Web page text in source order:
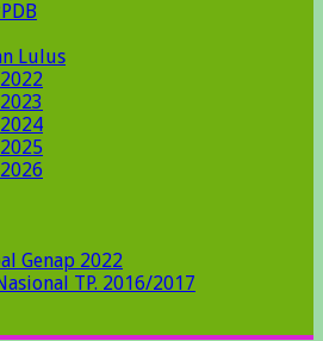
Lulus
Genap 2022
TP. 2016/2017